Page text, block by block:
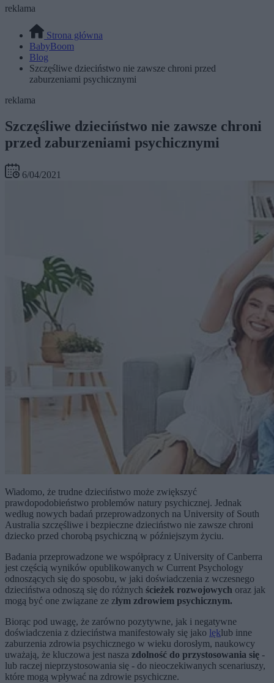
reklama
Strona główna
BabyBoom
Blog
Szczęśliwe dzieciństwo nie zawsze chroni przed
zaburzeniami psychicznymi
reklama
Szczęśliwe dzieciństwo nie zawsze chroni
przed zaburzeniami psychicznymi
6/04/2021
Wiadomo, że trudne dzieciństwo może zwiększyć
prawdopodobieństwo problemów natury psychicznej. Jednak
według nowych badań przeprowadzonych na University of South
Australia szczęśliwe i bezpieczne dzieciństwo nie zawsze chroni
dziecko przed chorobą psychiczną w późniejszym życiu.
Badania przeprowadzone we współpracy z University of Canberra
jest częścią wyników opublikowanych w Current Psychology
odnoszących się do sposobu, w jaki doświadczenia z wczesnego
dzieciństwa odnoszą się do różnych ścieżek rozwojowych oraz jak
mogą być one związane ze złym zdrowiem psychicznym.
Biorąc pod uwagę, że zarówno pozytywne, jak i negatywne
doświadczenia z dzieciństwa manifestowały się jako lęklub inne
zaburzenia zdrowia psychicznego w wieku dorosłym, naukowcy
uważają, że kluczowa jest nasza zdolność do przystosowania się -
lub raczej nieprzystosowania się - do nieoczekiwanych scenariuszy,
które mogą wpływać na zdrowie psychiczne.